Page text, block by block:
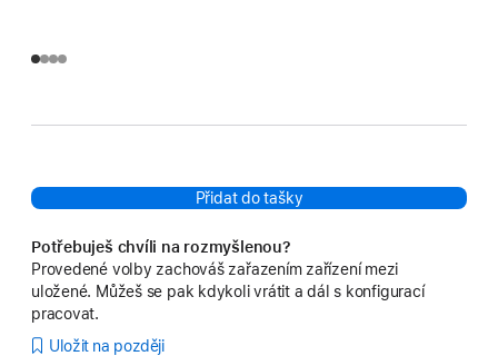
Přidat do tašky
Potřebuješ chvíli na rozmyšlenou?
Provedené volby zachováš zařazením zařízení mezi
uložené. Můžeš se pak kdykoli vrátit a dál s konfigurací
pracovat.
Uložit na později